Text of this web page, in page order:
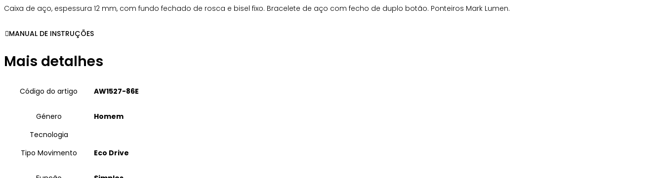
Caixa de aço, espessura 12 mm, com fundo fechado de rosca e bisel fixo. Bracelete de aço com fecho de duplo botão. Ponteiros Mark Lumen.
MANUAL DE INSTRUÇÕES
Mais detalhes
Código do artigo AW1527-86E
Género
Homem
Tecnologia
Tipo Movimento
Eco Drive